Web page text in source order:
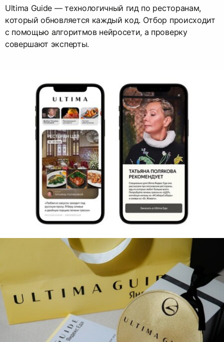
Ultima Guide — технологичный гид по ресторанам,
который обновляется каждый код. Отбор происходит
с помощью алгоритмов нейросети, а проверку
совершают эксперты.